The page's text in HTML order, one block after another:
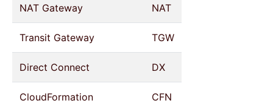
NAT Gateway NAT
Transit Gateway TGW
Direct Connect DX
CloudFormation CFN